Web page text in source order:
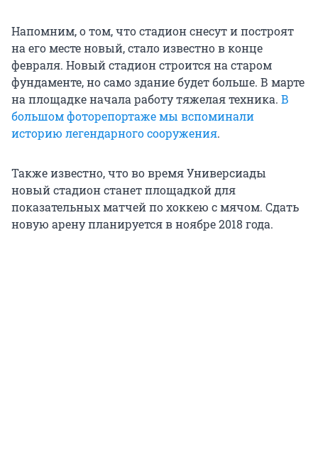
Напомним, о том, что стадион снесут и построят
на его месте новый, стало известно в конце
февраля. Новый стадион строится на старом
фундаменте, но само здание будет больше. В марте
на площадке начала работу тяжелая техника. В
большом фоторепортаже мы вспоминали
историю легендарного сооружения.
Также известно, что во время Универсиады
новый стадион станет площадкой для
показательных матчей по хоккею с мячом. Сдать
новую арену планируется в ноябре 2018 года.